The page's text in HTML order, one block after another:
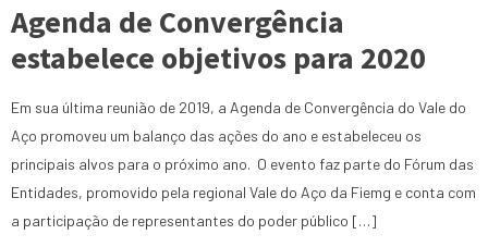
Agenda de Convergência
estabelece objetivos para 2020
Em sua última reunião de 2019, a Agenda de Convergência do Vale do
Aço promoveu um balanço das ações do ano e estabeleceu os
principais alvos para o próximo ano. O evento faz parte do Fórum das
Entidades, promovido pela regional Vale do Aço da Fiemg e conta com
a participação de representantes do poder público […]